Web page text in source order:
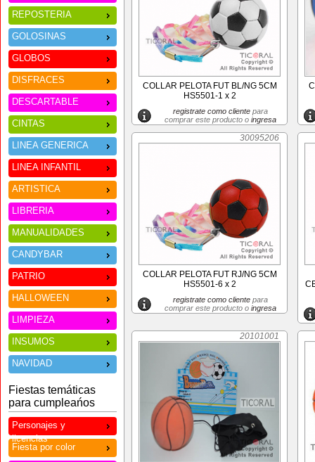
REPOSTERIA
GOLOSINAS
GLOBOS
DISFRACES
DESCARTABLE
CINTAS
LINEA GENERICA
LINEA INFANTIL
ARTISTICA
LIBRERIA
MANUALIDADES
CANDYBAR
PATRIO
HALLOWEEN
LIMPIEZA
INSUMOS
NAVIDAD
Fiestas temáticas
para cumpleańos
Personajes y
licencias
Fiesta por color
COLLAR PELOTA FUT BL/NG 5CM
HS5501-1 x 2
registrate como clientepara
comprar este producto o ingresa
30095206
COLLAR PELOTA FUT RJ/NG 5CM
HS5501-6 x 2
registrate como clientepara
comprar este producto o ingresa
20101001